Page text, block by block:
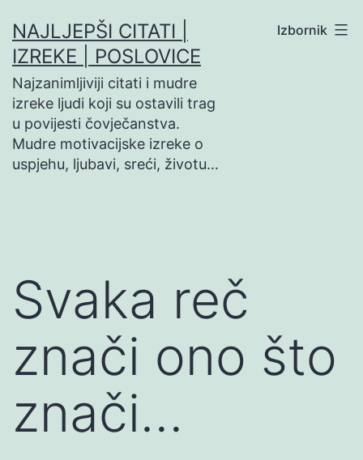
na
sadržaj
NAJLJEPŠI CITATI |
IZREKE | POSLOVICE
Najzanimljiviji citati i mudre
izreke ljudi koji su ostavili trag
u povijesti čovječanstva.
Mudre motivacijske izreke o
uspjehu, ljubavi, sreći, životu…
Izbornik
Svaka reč
znači ono što
znači…